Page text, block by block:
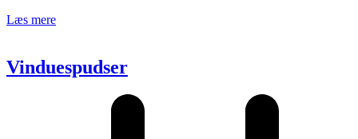
Læs mere
Vinduespudser